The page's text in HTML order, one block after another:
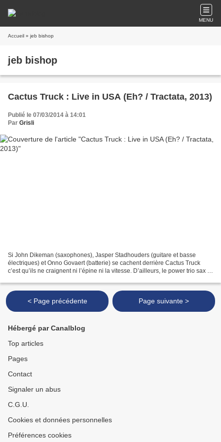
MENU
Accueil » jeb bishop
jeb bishop
Cactus Truck : Live in USA (Eh? / Tractata, 2013)
Publié le 07/03/2014 à 14:01
Par Grisli
Si John Dikeman (saxophones), Jasper Stadhouders (guitare et basse
électriques) et Onno Govaert (batterie) se cachent derrière Cactus Truck
c’est qu’ils ne craignent ni l’épine ni la vitesse. D’ailleurs, le power trio sax /
< Page précédente Page suivante >
Hébergé par Canalblog
Top articles
Pages
Contact
Signaler un abus
C.G.U.
Cookies et données personnelles
Préférences cookies